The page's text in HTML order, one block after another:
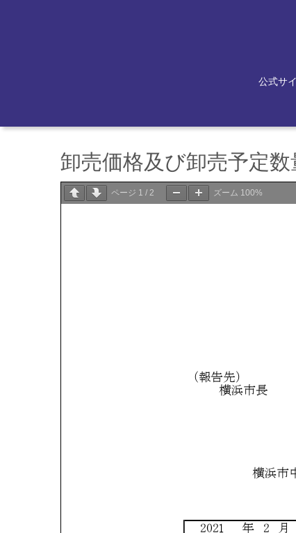
公式サ
卸売価格及び卸売予定
ページ 1 / 2 ズーム 100%